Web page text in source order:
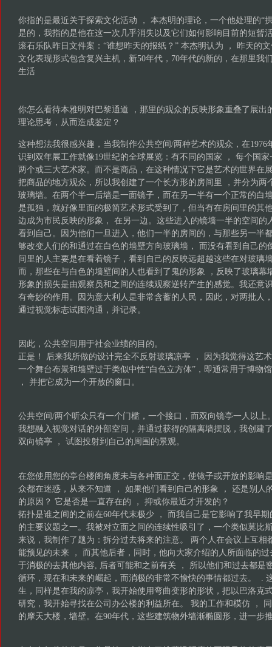
你指的是最近关于探索文化活动 ， 本杰明的理论，一个他处理的“
是的，我指的是他在这一次几乎消失以及它们如何影响目前的短暂
滚石乐队昨日文件案：“谁想昨天的报纸？” 本杰明认为 ， 昨天的
文化表现形式包含复兴主机，新50年代，70年代的新的，在那里我
生活
你怎么看待本雅明对巴黎通道 ，那里的观众的反映形象重叠了展出
理论思考，从而造成鉴定？
这种想法我很感兴趣，当我制作公共空间/两种艺术的观众，在1976
识到双年展工作就像19世纪的全球展览：有不同的国家 ， 每个国
两个或三大艺术家。而不是商品，在这种情况下它是艺术的世界在
把商品的地方观众，所以我创建了一个长方形的房间里 ，并分为两
玻璃墙。在两个半一后墙是一面镜子，而在另一半有一个正常的白
是孤独，就好像里面的极简艺术形式受到了，但当有在房间里的其
边成为市民反映的形象， 在另一边。这些进入的镜墙一半的空间的
看到自己。因为他们一旦进入，他们一半的房间的，与那些另一半
够改变人们的和通过在白色的墙壁方向玻璃墙， 而没有看到自己的
间里的人主要是在看着镜子，看到自己的反映远超越这些在对玻璃
而，那些在与白色的墙壁间的人也看到了鬼的形象 ，反映了玻璃幕
形象的损失是由观察员和之间的连续观察逆转产生的感觉。我还意
有奇妙的作用。因为意大利人是非常含蓄的人民，因此，对两批人
通过视觉标志试图沟通，并记录。
因此，公共空间用于社会业绩的目的。
正是！ 后来我所做的设计完全不反射玻璃凉亭 ， 因为我觉得这艺
一个舞台布景和墙壁过于类似中性“白色立方体”，即通常用于博物
， 并把它成为一个开放的窗口。
公共空间/两个听众只有一个门槛，一个接口，而双向镜亭一人以上
我想融入视觉对话的外部空间，并通过获得的隔离墙摆脱，我创建
双向镜亭 ， 试图投射到自己的周围的景观。
在您使用您的亭台楼阁角度未与各种面正交，使镜子或开放的影响
众都在迷惑，从来不知道 ， 如果他们看到自己的形象 ， 还是别人
的原因？ 它是否是一直存在的 ， 抑或你最近才开发的？
拓扑是谁之间的之前在60年代末极少 ， 而我自己是它影响了我早
的主要议题之一。我被对立面之间的连续性吸引了，一个类似莫比
来说，我制作了题为：拆分过去将来的注意。 两个人在会议上互相
能预见的未来 ， 而其他后者，同时，他向大家介绍的人所面临的
于消极的去其他内容, 后者可能和之前有关 ， 所以他们和过去都是
循环，现在和未来的崛起，而消极的非常不愉快的事情都过去。 .
生，同样是在我的凉亭，我开始使用弯曲变形的形状，把以巴洛克
研究，我开始寻找在公司办公楼的利益所在。 我的工作和模仿 ，
的摩天大楼，墙壁。在90年代，这些建筑物外墙渐椭圆形，进一步